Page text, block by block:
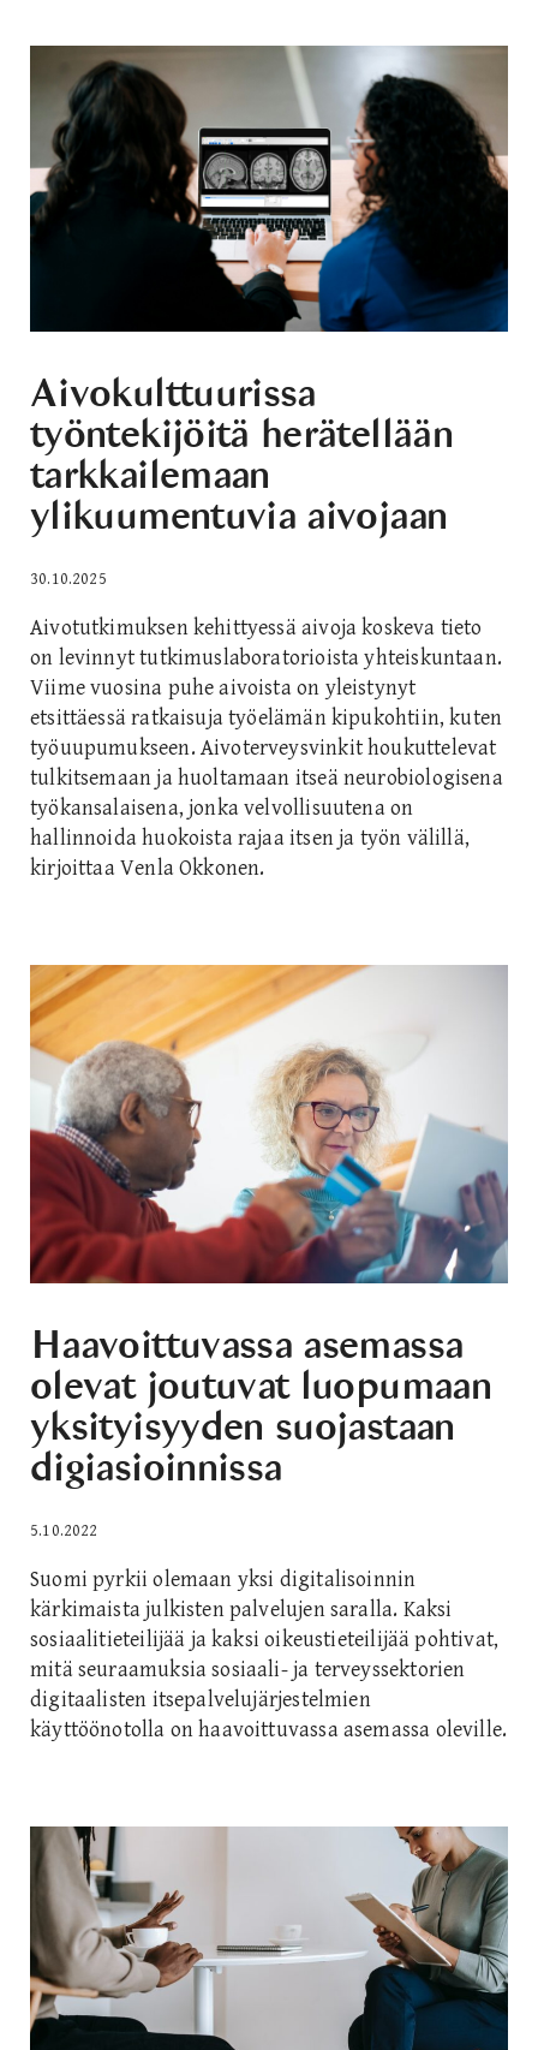
Aivokulttuurissa
työntekijöitä herätellään
tarkkailemaan
ylikuumentuvia aivojaan
30.10.2025
Aivotutkimuksen kehittyessä aivoja koskeva tieto
on levinnyt tutkimuslaboratorioista yhteiskuntaan.
Viime vuosina puhe aivoista on yleistynyt
etsittäessä ratkaisuja työelämän kipukohtiin, kuten
työuupumukseen. Aivoterveysvinkit houkuttelevat
tulkitsemaan ja huoltamaan itseä neurobiologisena
työkansalaisena, jonka velvollisuutena on
hallinnoida huokoista rajaa itsen ja työn välillä,
kirjoittaa Venla Okkonen.
Haavoittuvassa asemassa
olevat joutuvat luopumaan
yksityisyyden suojastaan
digiasioinnissa
5.10.2022
Suomi pyrkii olemaan yksi digitalisoinnin
kärkimaista julkisten palvelujen saralla. Kaksi
sosiaalitieteilijää ja kaksi oikeustieteilijää pohtivat,
mitä seuraamuksia sosiaali- ja terveyssektorien
digitaalisten itsepalvelujärjestelmien
käyttöönotolla on haavoittuvassa asemassa oleville.